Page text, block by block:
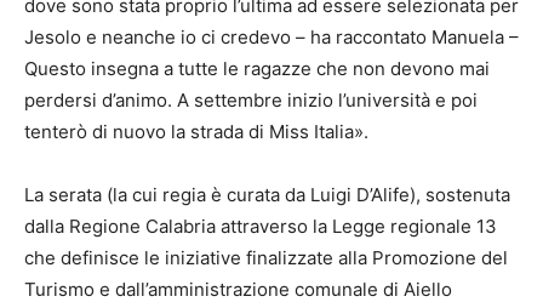
dove sono stata proprio l’ultima ad essere selezionata per
Jesolo e neanche io ci credevo – ha raccontato Manuela –
Questo insegna a tutte le ragazze che non devono mai
perdersi d’animo. A settembre inizio l’università e poi
tenterò di nuovo la strada di Miss Italia».
La serata (la cui regia è curata da Luigi D’Alife), sostenuta
dalla Regione Calabria attraverso la Legge regionale 13
che definisce le iniziative finalizzate alla Promozione del
Turismo e dall’amministrazione comunale di Aiello